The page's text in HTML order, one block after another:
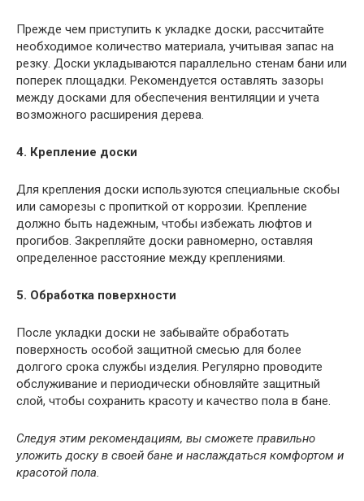
Прежде чем приступить к укладке доски, рассчитайте
необходимое количество материала, учитывая запас на
резку. Доски укладываются параллельно стенам бани или
поперек площадки. Рекомендуется оставлять зазоры
между досками для обеспечения вентиляции и учета
возможного расширения дерева.
4. Крепление доски
Для крепления доски используются специальные скобы
или саморезы с пропиткой от коррозии. Крепление
должно быть надежным, чтобы избежать люфтов и
прогибов. Закрепляйте доски равномерно, оставляя
определенное расстояние между креплениями.
5. Обработка поверхности
После укладки доски не забывайте обработать
поверхность особой защитной смесью для более
долгого срока службы изделия. Регулярно проводите
обслуживание и периодически обновляйте защитный
слой, чтобы сохранить красоту и качество пола в бане.
Следуя этим рекомендациям, вы сможете правильно
уложить доску в своей бане и наслаждаться комфортом и
красотой пола.